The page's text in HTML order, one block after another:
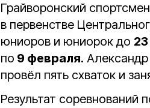
Грайворонский
в первенстве
юниоров и юниорок до
по 9 февраля.
провёл пять схваток и
Результат соревнований